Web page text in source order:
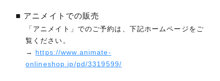
■ アニメイトでの販売
「アニメイト」でのご予約は、下記ホームページをご
覧ください。
→ https://www.animate-
onlineshop.jp/pd/3319599/